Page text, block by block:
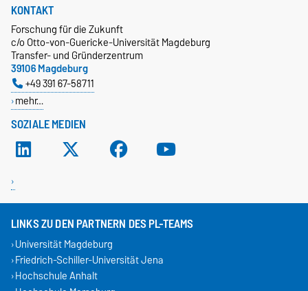
SOZIALE MEDIEN
KONTAKT
Forschung für die Zukunft
c/o Otto-von-Guericke-Universität Magdeburg
Transfer- und Gründerzentrum
39106 Magdeburg
+49 391 67-58711
mehr…
LINKS ZU DEN PARTNERN DES PL-TEAMS
Universität Magdeburg
Friedrich-Schiller-Universität Jena
Hochschule Anhalt